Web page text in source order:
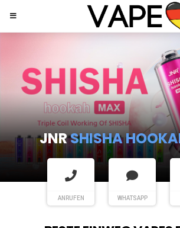
JNRSHISHA
ANRUFEN WHATSAPP